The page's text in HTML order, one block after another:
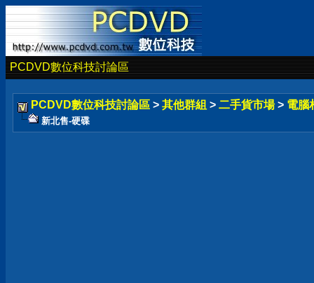
PCDVD數位科技討論區
PCDVD數位科技討論區 > 其他群組 > 二手貨市場 > 電腦
新北售-硬碟